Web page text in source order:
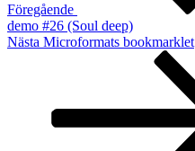
Föregående
demo #26 (Soul deep)
Nästa
Nästa Microformats bookmarklet